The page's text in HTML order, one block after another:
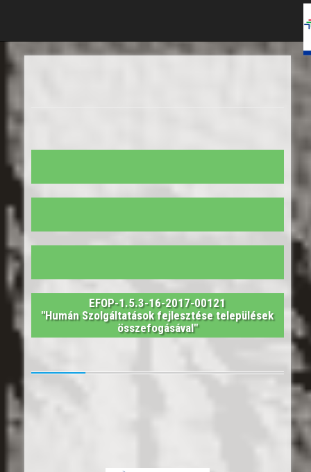
EFOP-1.5.3-16-2017-00121
"Humán Szolgáltatások fejlesztése települések
összefogásával"